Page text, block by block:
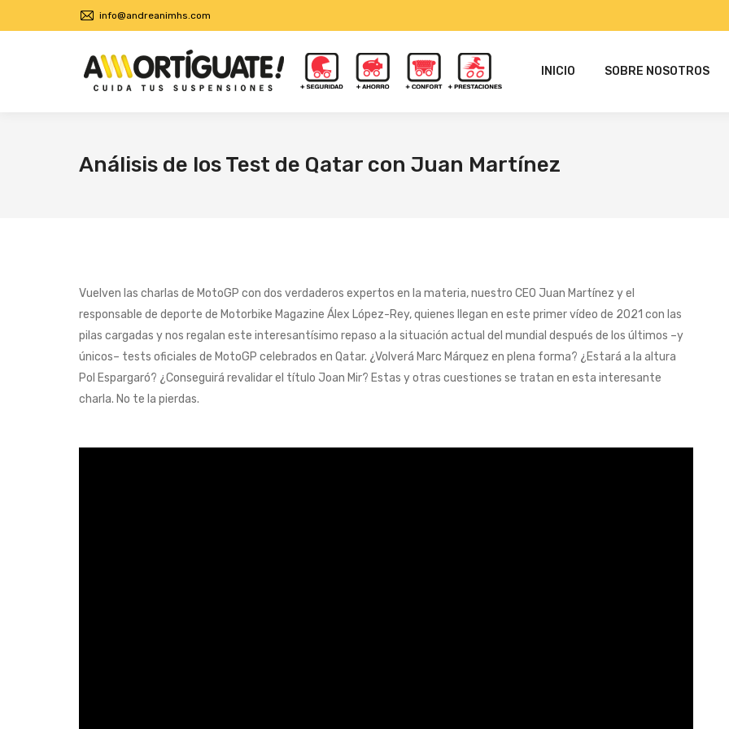
info@andreanimhs.com
INICIO SOBRE NOSOTROS
Análisis de los Test de Qatar con Juan Martínez
Vuelven las charlas de MotoGP con dos verdaderos expertos en la materia, nuestro CEO Juan Martínez y el
responsable de deporte de Motorbike Magazine Álex López-Rey, quienes llegan en este primer vídeo de 2021 con las
pilas cargadas y nos regalan este interesantísimo repaso a la situación actual del mundial después de los últimos –y
únicos– tests oficiales de MotoGP celebrados en Qatar. ¿Volverá Marc Márquez en plena forma? ¿Estará a la altura
Pol Espargaró? ¿Conseguirá revalidar el título Joan Mir? Estas y otras cuestiones se tratan en esta interesante
charla. No te la pierdas.